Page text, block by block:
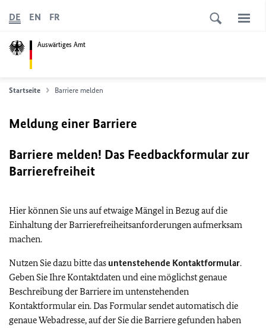
Auswärtiges Amt
DE EN FR
Startseite Barriere melden
Meldung einer Barriere
Barriere melden! Das Feedbackformular zur
Barrierefreiheit
Hier können Sie uns auf etwaige Mängel in Bezug auf die
Einhaltung der Barrierefreiheitsanforderungen aufmerksam
machen.
Nutzen Sie dazu bitte das untenstehende Kontaktformular.
Geben Sie Ihre Kontaktdaten und eine möglichst genaue
Beschreibung der Barriere im untenstehenden
Kontaktformular ein. Das Formular sendet automatisch die
genaue Webadresse, auf der Sie die Barriere gefunden haben